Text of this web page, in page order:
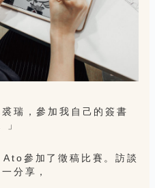
瑞，參加我自己的簽書
」
參加了徵稿比賽。訪談
分享，